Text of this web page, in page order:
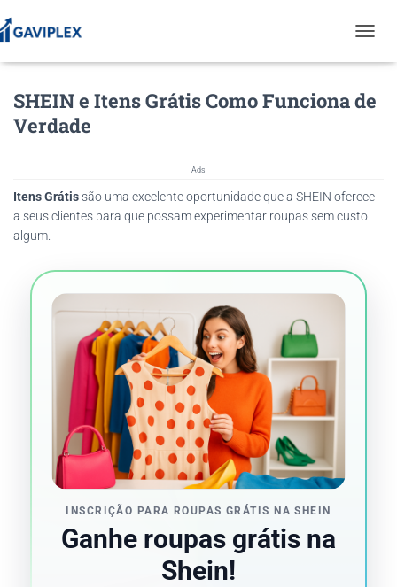
O
G
L
I
G
N
SHEIN e Itens Grátis Como Funciona de
Verdade
Ads
Itens Grátissão uma excelente oportunidade que a SHEIN oferece
a seus clientes para que possam experimentar roupas sem custo
algum.
INSCRIÇÃO PARA ROUPAS GRÁTIS NA SHEIN
Ganhe roupas grátis na
Shein!